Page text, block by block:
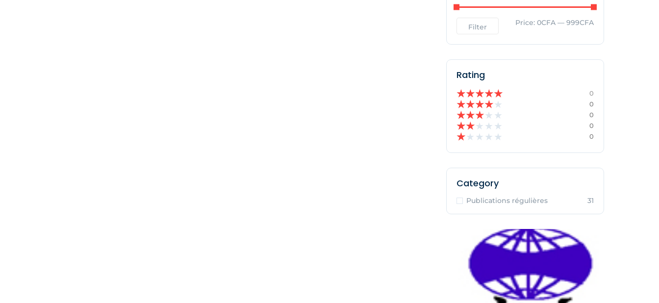
Filter Price: 0CFA — 999CFA
Rating
★★★★★ 0
★★★★★ 0
★★★★ ★ 0
★★★ ★ ★ 0
★★ ★ ★ ★ 0
Category
Publications régulières 31